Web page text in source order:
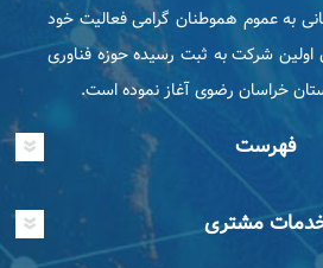
به عموم هموطنان گرامی فعاليت خود
به عنوان اولین شرکت به ثبت رسیده حوزه فناوری
خراسان رضوی آغاز نموده است.
فهرست
مشتری